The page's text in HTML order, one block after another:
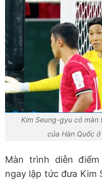
Kim Seung-gyu có
của Hàn Quốc
Màn trình diễn
ngay lập tức đưa Kim